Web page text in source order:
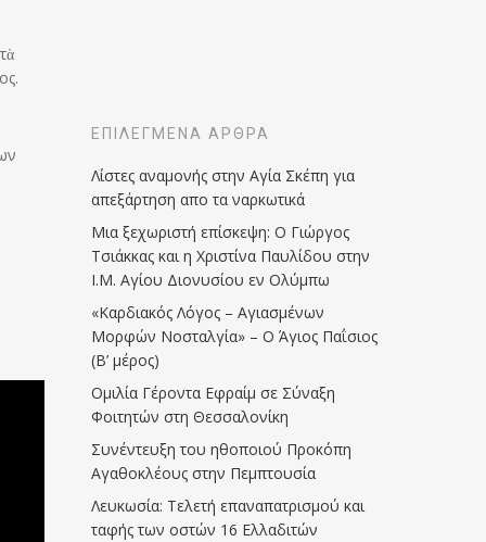
ΕΠΙΛΕΓΜΈΝΑ ΆΡΘΡΑ
Λίστες αναμονής στην Αγία Σκέπη για
απεξάρτηση απο τα ναρκωτικά
Μια ξεχωριστή επίσκεψη: Ο Γιώργος
Τσιάκκας και η Χριστίνα Παυλίδου στην
Ι.Μ. Αγίου Διονυσίου εν Ολύμπω
«Καρδιακός Λόγος – Αγιασμένων
Μορφών Νοσταλγία» – Ο Άγιος Παΐσιος
(Β’ μέρος)
Ομιλία Γέροντα Εφραίμ σε Σύναξη
Φοιτητών στη Θεσσαλονίκη
Συνέντευξη του ηθοποιού Προκόπη
Αγαθοκλέους στην Πεμπτουσία
Λευκωσία: Τελετή επαναπατρισμού και
ταφής των οστών 16 Ελλαδιτών